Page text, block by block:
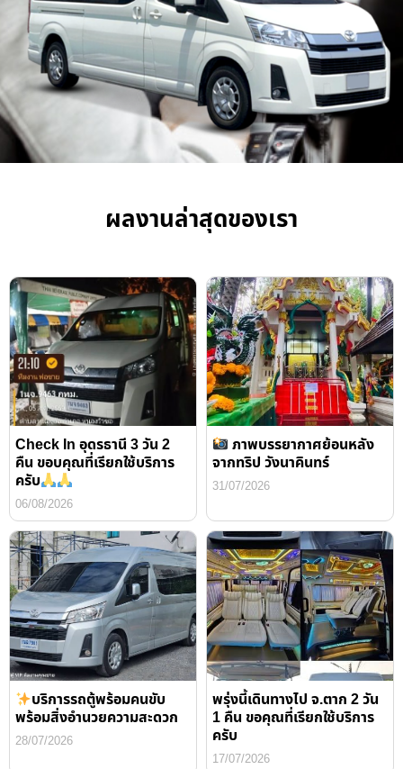
ผลงานล่าสุดของเรา
Check In อุดรธานี 3 วัน 2
คืน ขอบคุณที่เรียกใช้บริการ
ครับ
06/08/2026
ภาพบรรยากาศย้อนหลัง
จากทริป วังนาคินทร์
31/07/2026
บริการรถตู้พร้อมคนขับ
พร้อมสิ่งอำนวยความสะดวก
28/07/2026
พรุ่งนี้เดินทางไป จ.ตาก 2 วัน
1 คืน ขอคุณที่เรียกใช้บริการ
ครับ
17/07/2026